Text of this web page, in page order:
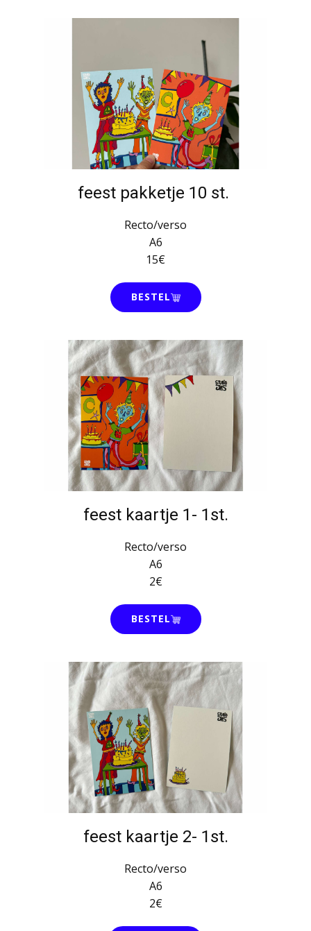
feest pakketje 10 st.
Recto/verso
A6
15€
BESTEL
feest kaartje 1- 1st.
Recto/verso
A6
2€
BESTEL
feest kaartje 2- 1st.
Recto/verso
A6
2€